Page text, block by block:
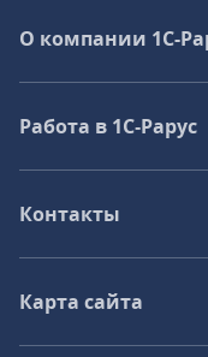
О компании 1C-
Работа в 1С‑Рарус
Контакты
Карта сайта